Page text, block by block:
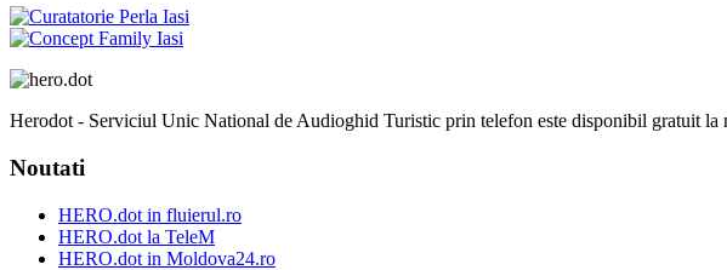
Herodot - Serviciul Unic National de Audioghid Turistic prin telefon este disponibil gratuit la
Noutati
HERO.dot in fluierul.ro
HERO.dot la TeleM
HERO.dot in Moldova24.ro